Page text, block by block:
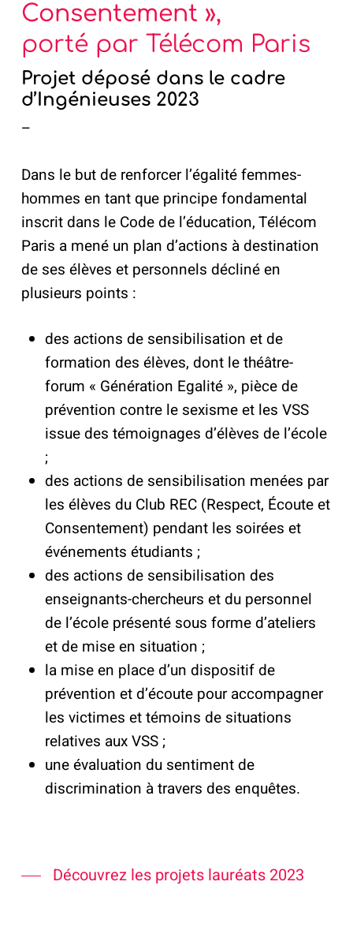
Consentement »,
porté par Télécom Paris
Projet déposé dans le cadre
d’Ingénieuses 2023
–
Dans le but de renforcer l’égalité femmes-
hommes en tant que principe fondamental
inscrit dans le Code de l’éducation, Télécom
Paris a mené un plan d’actions à destination
de ses élèves et personnels décliné en
plusieurs points :
des actions de sensibilisation et de
formation des élèves, dont le théâtre-
forum « Génération Egalité », pièce de
prévention contre le sexisme et les VSS
issue des témoignages d’élèves de l’école
;
des actions de sensibilisation menées par
les élèves du Club REC (Respect, Écoute et
Consentement) pendant les soirées et
événements étudiants ;
des actions de sensibilisation des
enseignants-chercheurs et du personnel
de l’école présenté sous forme d’ateliers
et de mise en situation ;
la mise en place d’un dispositif de
prévention et d’écoute pour accompagner
les victimes et témoins de situations
relatives aux VSS ;
une évaluation du sentiment de
discrimination à travers des enquêtes.
Découvrez les projets lauréats 2023